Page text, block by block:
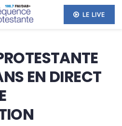
LE LIVE
EN DIRECT